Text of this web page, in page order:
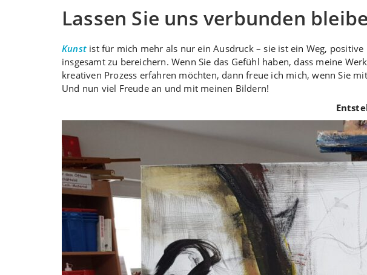
Lassen Sie uns verbunden
Kunst ist für mich mehr als nur ein Ausdruck – sie ist ein Weg,
insgesamt zu bereichern. Wenn Sie das Gefühl haben, dass meine
kreativen Prozess erfahren möchten, dann freue ich mich, wenn Sie
Und nun viel Freude an und mit meinen Bildern!